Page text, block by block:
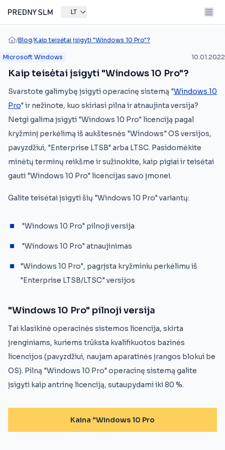
LT
/Blog/Kaip teisėtai įsigyti "Windows 10 Pro"?
Microsoft Windows 10.01.2022
Kaip teisėtai įsigyti "Windows 10 Pro"?
Svarstote galimybę įsigyti operacinę sistemą "Windows 10
Pro" ir nežinote, kuo skiriasi pilna ir atnaujinta versija?
Netgi galima įsigyti "Windows 10 Pro" licenciją pagal
kryžminį perkėlimą iš aukštesnės "Windows" OS versijos,
pavyzdžiui, "Enterprise LTSB" arba LTSC. Pasidomėkite
minėtų terminų reikšme ir sužinokite, kaip pigiai ir teisėtai
gauti "Windows 10 Pro" licencijas savo įmonei.
Galite teisėtai įsigyti šių "Windows 10 Pro" variantų:
"Windows 10 Pro" pilnoji versija
"Windows 10 Pro" atnaujinimas
"Windows 10 Pro", pagrįsta kryžminiu perkėlimu iš
"Enterprise LTSB/LTSC" versijos
"Windows 10 Pro" pilnoji versija
Tai klasikinė operacinės sistemos licencija, skirta
įrenginiams, kuriems trūksta kvalifikuotos bazinės
licencijos (pavyzdžiui, naujam aparatinės įrangos blokui be
OS). Pilną "Windows 10 Pro" operacinę sistemą galite
įsigyti kaip antrinę licenciją, sutaupydami iki 80 %.
Kaina "Windows 10 Pro